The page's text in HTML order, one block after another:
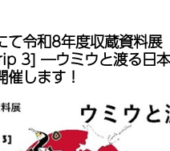
て令和8年度収蔵資料展
3] ―ウミウと渡る日
します！